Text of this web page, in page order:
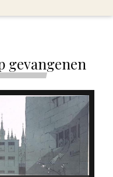
gevangenen